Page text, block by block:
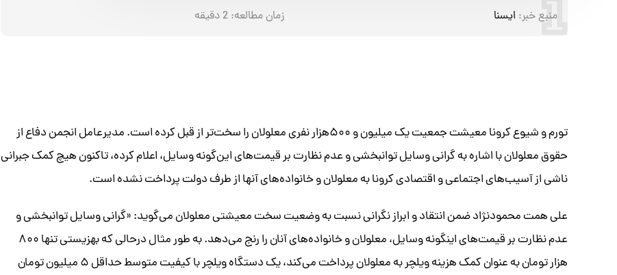
منبع خبر: ایسنا زمان مطالعه: 2 دقیقه
تورم و شیوع کرونا معیشت جمعیت یک میلیون و ۵۰۰هزار نفری معلولان را سخت‌تر از قبل کرده است. مدیرعامل انجمن دفاع از
حقوق معلولان با اشاره به گرانی وسایل توانبخشی و عدم نظارت بر قیمت‌های این‌گونه وسایل، اعلام کرده، تاکنون هیچ کمک جبرانی
ناشی از آسیب‌های اجتماعی و اقتصادی کرونا به معلولان و خانواده‌های آنها از طرف دولت پرداخت نشده است.
علی همت محمودنژاد ضمن انتقاد و ابراز نگرانی نسبت به وضعیت سخت معیشتی معلولان می‌گوید: «گرانی وسایل توانبخشی و
عدم نظارت بر قیمت‌های اینگونه وسایل، معلولان و خانواده‌های آنان را رنج می‌دهد. به طور مثال درحالی که بهزیستی تنها ۸۰۰
هزار تومان به عنوان کمک هزینه ویلچر به معلولان پرداخت می‌کند، یک دستگاه ویلچر با کیفیت متوسط حداقل ۵ میلیون تومان